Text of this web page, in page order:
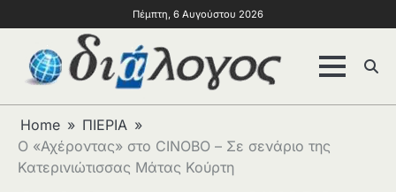
Πέμπτη, 6 Αυγούστου 2026
Home
ΠΙΕΡΙΑ
Ο «Αχέροντας» στο CINOBO – Σε σενάριο της
Κατερινιώτισσας Μάτας Κούρτη